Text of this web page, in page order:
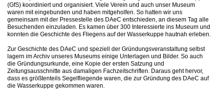
(GfS) koordiniert und organisiert. Viele Verein und auch unser Museum
waren mit eingebunden und haben mitgeholfen. So hatten wir uns
gemeinsam mit der Pressestelle des DAeC entschieden, an diesem Tag alle
Besuchenden einzuladen. Es kamen über 300 Interessierte ins Museum und
konnten die Geschichte des Fliegens auf der Wasserkuppe hautnah erleben.
Zur Geschichte des DAeC und speziell der Gründungsveranstaltung selbst
lagern im Archiv unseres Museums einige Unterlagen und Bilder. So auch
die Gründungsurkunde, eine Kopie der ersten Satzung und
Zeitungsausschnitte aus damaligen Fachzeitschriften. Daraus geht hervor,
dass es größtenteils Segelfliegende waren, die zur Gründung des DAeC auf
die Wasserkuppe gekommen waren.